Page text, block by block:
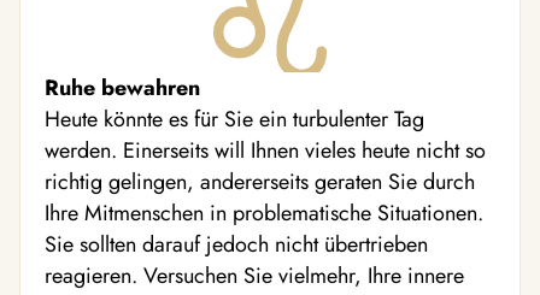
Ruhe bewahren
Heute könnte es für Sie ein turbulenter Tag
werden. Einerseits will Ihnen vieles heute nicht so
richtig gelingen, andererseits geraten Sie durch
Ihre Mitmenschen in problematische Situationen.
Sie sollten darauf jedoch nicht übertrieben
reagieren. Versuchen Sie vielmehr, Ihre innere